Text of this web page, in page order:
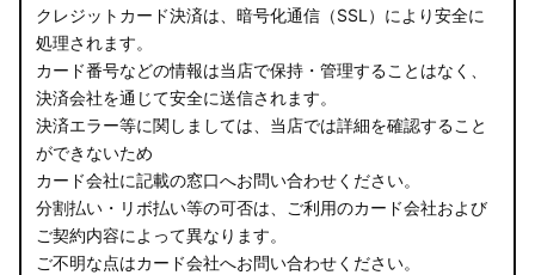
クレジットカード決済は、暗号化通信（SSL）により安全に
処理されます。
カード番号などの情報は当店で保持・管理することはなく、
決済会社を通じて安全に送信されます。
決済エラー等に関しましては、当店では詳細を確認すること
ができないため
カード会社に記載の窓口へお問い合わせください。
分割払い・リボ払い等の可否は、ご利用のカード会社および
ご契約内容によって異なります。
ご不明な点はカード会社へお問い合わせください。